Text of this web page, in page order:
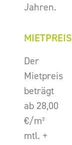
Jahren.
MIETPREIS
Der
Mietpreis
beträgt
ab 28,00
€/m²
mtl. +